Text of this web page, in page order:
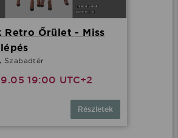
Retro Őrület - Miss
Szabadtér
19:00 UTC+2
Részletek